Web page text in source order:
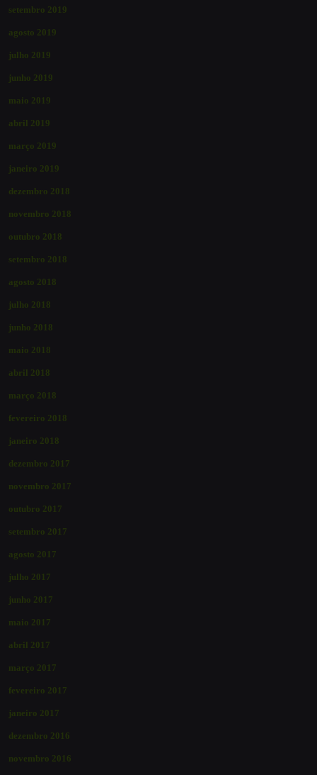
setembro 2019
agosto 2019
julho 2019
junho 2019
maio 2019
abril 2019
março 2019
janeiro 2019
dezembro 2018
novembro 2018
outubro 2018
setembro 2018
agosto 2018
julho 2018
junho 2018
maio 2018
abril 2018
março 2018
fevereiro 2018
janeiro 2018
dezembro 2017
novembro 2017
outubro 2017
setembro 2017
agosto 2017
julho 2017
junho 2017
maio 2017
abril 2017
março 2017
fevereiro 2017
janeiro 2017
dezembro 2016
novembro 2016